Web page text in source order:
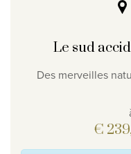
Le sud
Des merveilles
€